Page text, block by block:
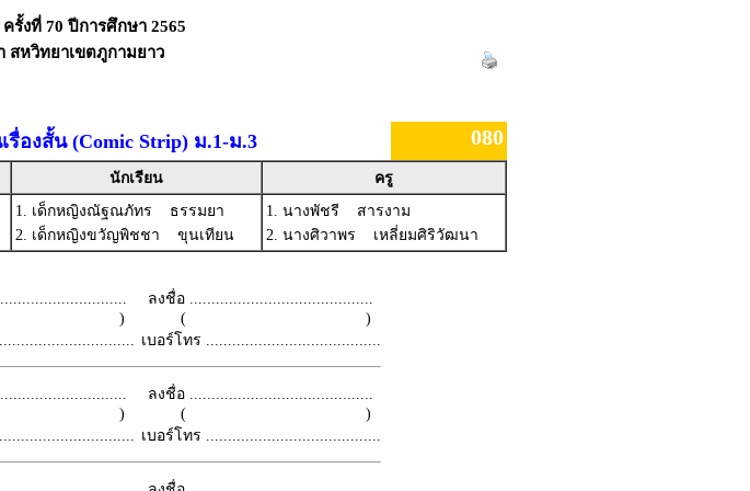
รั้งที่ 70 ปีการศึกษา 2565
สหวิทยาเขตภูกามยาว
องสั้น (Comic Strip) ม.1-ม.3 080
นักเรียน
ครู
1. เด็กหญิงณัฐณภัทร ธรรมยา
2. เด็กหญิงขวัญพิชชา ขุนเทียน
1. นางพัชรี สารงาม
2. นางศิวาพร เหลี่ยมศิริวัฒนา
)
ลงชื่อ ..........................................
( )
เบอร์โทร ........................................
)
ลงชื่อ ..........................................
( )
เบอร์โทร ........................................